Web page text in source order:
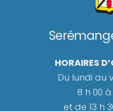
HORAIRES
Du lundi au
8 h 00 à
et de 13 h